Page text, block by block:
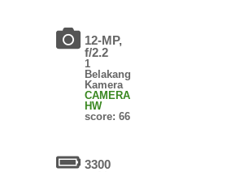
12-MP,
f/2.2
1
Belakang
Kamera
CAMERA
HW
score: 66
3300